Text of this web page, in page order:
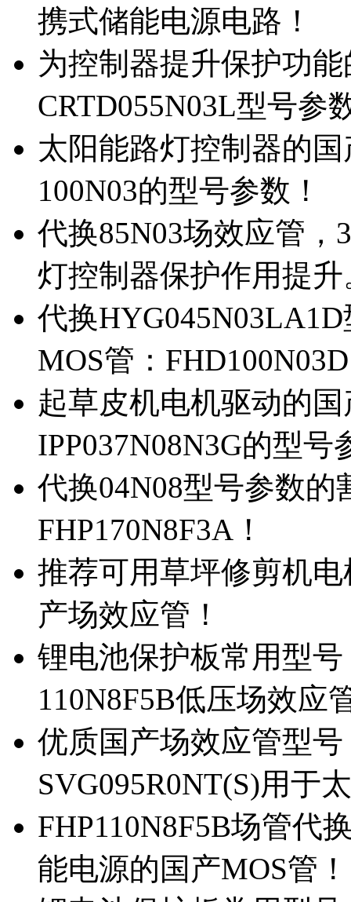
携式储能电源电路！
为控制器提升保护功
CRTD055N03L型号参
太阳能路灯控制器的
100N03的型号参数！
代换85N03场效应管
灯控制器保护作用提升
代换
MOS管：
起草皮机电机驱动的
IPP037N08N3G的型号
代换04N08型号参数
FHP170N8F3A！
推荐可用草坪修剪机电
产场效应管！
锂电池保护板常用型号
110N8F5B低压场效应
优质国产场效应管型
SVG095R0NT(S)用于
FHP110N8F5B场管代
能电源的国产MOS管！